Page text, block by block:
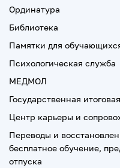
Ординатура
Библиотека
Памятки для
Психологическая служба
МЕДМОЛ
Государственная
Центр карьеры и
Переводы и
бесплатное обучение,
отпуска